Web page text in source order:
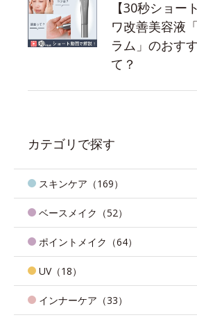
【30秒ショー
ワ改善美容液
ラム」のおす
て？
カテゴリで探す
スキンケア（169）
ベースメイク（52）
ポイントメイク（64）
UV（18）
インナーケア（33）